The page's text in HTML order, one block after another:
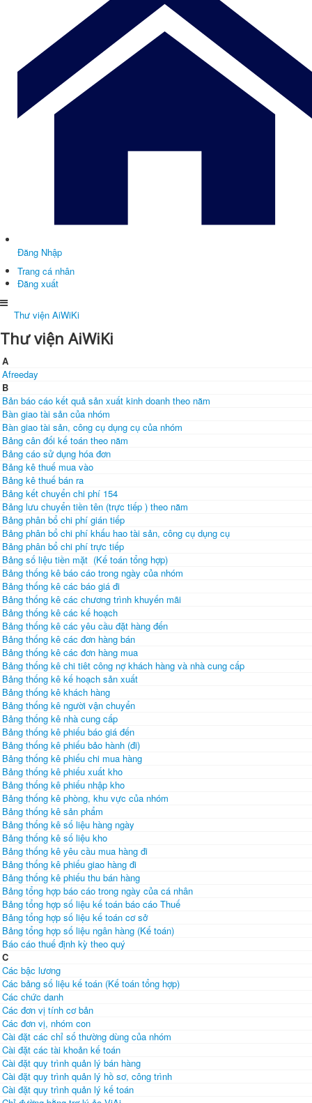
Đăng Nhập
Trang cá nhân
Đăng xuất
Thư viện AiWiKi
Thư viện AiWiKi
A
Afreeday
B
Bản báo cáo kết quả sản xuất kinh doanh theo năm
Bàn giao tài sản của nhóm
Bàn giao tài sản, công cụ dụng cụ của nhóm
Bảng cân đối kế toán theo năm
Bảng cáo sử dụng hóa đơn
Bảng kê thuế mua vào
Bảng kê thuế bán ra
Bảng kết chuyển chi phí 154
Bảng lưu chuyển tiền tên (trực tiếp ) theo năm
Bảng phân bổ chi phí gián tiếp
Bảng phân bổ chi phí khấu hao tài sản, công cụ dụng cụ
Bảng phân bổ chi phí trực tiếp
Bảng số liệu tiền mặt (Kế toán tổng hợp)
Bảng thống kê báo cáo trong ngày của nhóm
Bảng thống kê các báo giá đi
Bảng thống kê các chương trình khuyến mãi
Bảng thống kê các kế hoạch
Bảng thống kê các yêu cầu đặt hàng đến
Bảng thống kê các đơn hàng bán
Bảng thống kê các đơn hàng mua
Bảng thống kê chi tiêt công nợ khách hàng và nhà cung cấp
Bảng thống kê kế hoạch sản xuất
Bảng thống kê khách hàng
Bảng thống kê người vận chuyển
Bảng thống kê nhà cung cấp
Bảng thống kê phiếu báo giá đến
Bảng thống kê phiếu bảo hành (đi)
Bảng thống kê phiếu chi mua hàng
Bảng thống kê phiếu xuất kho
Bảng thống kê phiếu nhập kho
Bảng thống kê phòng, khu vực của nhóm
Bảng thống kê sản phẩm
Bảng thống kê số liệu hàng ngày
Bảng thống kê số liệu kho
Bảng thống kê yêu cầu mua hàng đi
Bảng thống kê phiếu giao hàng đi
Bảng thống kê phiếu thu bán hàng
Bảng tổng hợp báo cáo trong ngày của cá nhân
Bảng tổng hợp số liệu kế toán báo cáo Thuế
Bảng tổng hợp số liệu kế toán cơ sở
Bảng tổng hợp số liệu ngân hàng (Kế toán)
Báo cáo thuế định kỳ theo quý
C
Các bậc lương
Các bảng số liệu kế toán (Kế toán tổng hợp)
Các chức danh
Các đơn vị tính cơ bản
Các đơn vị, nhóm con
Cài đặt các chỉ số thường dùng của nhóm
Cài đặt các tài khoản kế toán
Cài đặt quy trình quản lý bán hàng
Cài đặt quy trình quản lý hồ sơ, công trình
Cài đặt quy trình quản lý kế toán